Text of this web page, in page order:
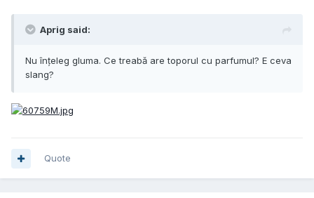
Aprig said:
Nu înțeleg gluma. Ce treabă are toporul cu parfumul? E ceva
slang?
Quote